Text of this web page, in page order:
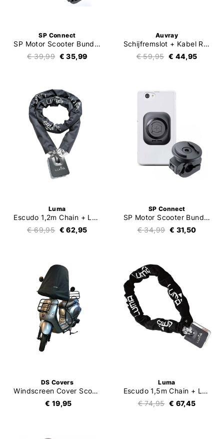
SP Connect
SP Motor Scooter Bundle Universal Clamp SPC+
€ 39,99 € 35,99
Auvray
Schijfremslot + Kabel Reminder
€ 59,95 € 44,95
Luma
Escudo 1,2m Chain + Lock (ART-4)
€ 69,95 € 62,95
SP Connect
SP Motor Scooter Bundle Universal Interface SPC+
€ 34,99 € 31,50
DS Covers
Windscreen Cover Scooter
€ 19,95
Luma
Escudo 1,5m Chain + Lock (ART-4)
€ 74,95 € 67,45